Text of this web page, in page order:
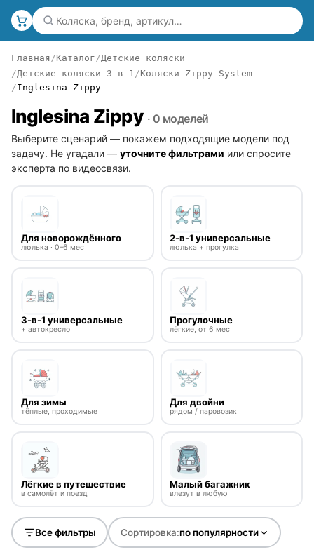
Главная Каталог Детские коляски
Детские коляски 3 в 1
Коляски Zippy System
Inglesina Zippy
Inglesina Zippy · 0 моделей
Выберите сценарий — покажем подходящие модели под
задачу. Не угадали — уточните фильтрами или спросите
эксперта по видеосвязи.
Для новорождённого
люлька · 0–6 мес
2-в-1 универсальные
люлька + прогулка
3-в-1 универсальные
+ автокресло
Прогулочные
лёгкие, от 6 мес
Для зимы
тёплые, проходимые
Для двойни
рядом / паровозик
Лёгкие в путешествие
в самолёт и поезд
Малый багажник
влезут в любую
Все фильтры Сортировка:по популярности